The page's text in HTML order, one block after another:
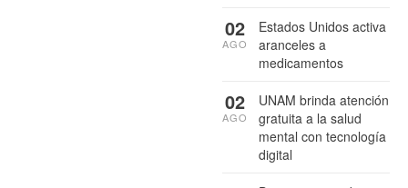
Estados Unidos activa
aranceles a
medicamentos
02
AGO
UNAM brinda atención
gratuita a la salud
mental con tecnología
digital
02
AGO